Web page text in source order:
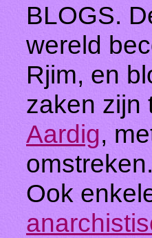
BLOGS.
wereld
Rjim, en
zaken zijn
Aardig,
omstreken.
Ook